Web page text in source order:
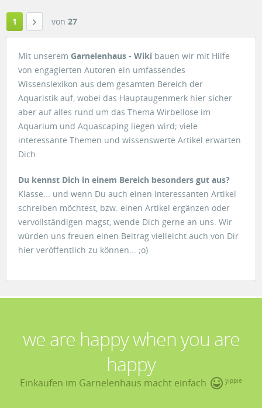
1 von 27
Mit unserem Garnelenhaus - Wiki bauen wir mit Hilfe
von engagierten Autoren ein umfassendes
Wissenslexikon aus dem gesamten Bereich der
Aquaristik auf, wobei das Hauptaugenmerk hier sicher
aber auf alles rund um das Thema Wirbellose im
Aquarium und Aquascaping liegen wird; viele
interessante Themen und wissenswerte Artikel erwarten
Dich
Du kennst Dich in einem Bereich besonders gut aus?
Klasse... und wenn Du auch einen interessanten Artikel
schreiben möchtest, bzw. einen Artikel ergänzen oder
vervollständigen magst, wende Dich gerne an uns. Wir
würden uns freuen einen Beitrag vielleicht auch von Dir
hier veröffentlich zu können... ;o)
we are happy when you are
happy
Einkaufen im Garnelenhaus macht einfach yippie